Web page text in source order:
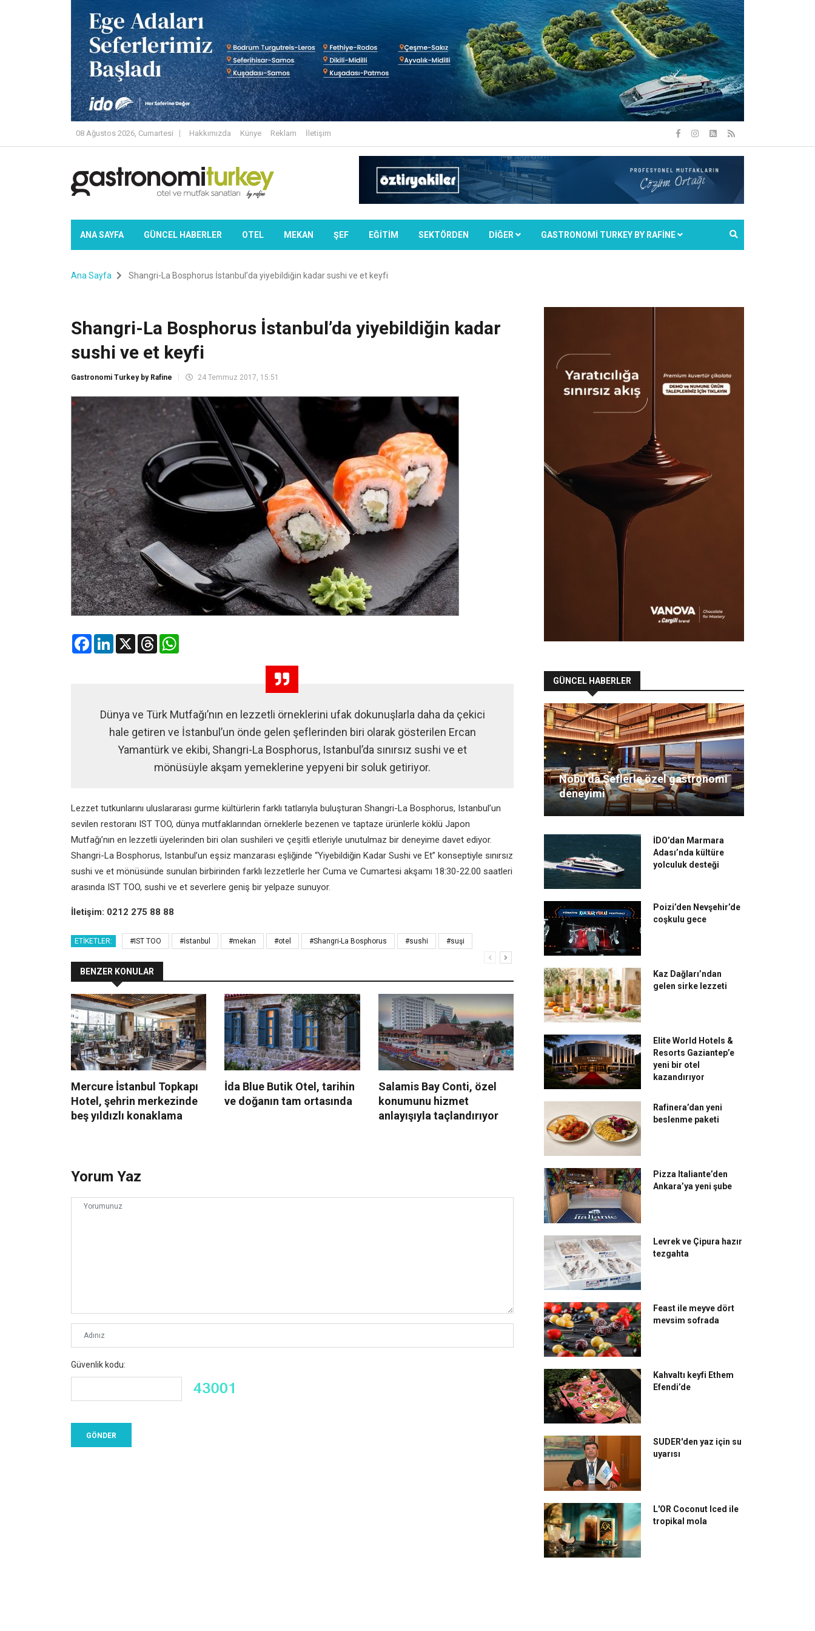
08 Ağustos 2026, Cumartesi Hakkımızda Künye Reklam İletişim
ANA SAYFA GÜNCEL HABERLER OTEL MEKAN ŞEF EĞİTİM SEKTÖRDEN DIĞER GASTRONOMİ TURKEY BY RAFİNE
Ana Sayfa Shangri-La Bosphorus İstanbul’da yiyebildiğin kadar sushi ve et keyfi
Shangri-La Bosphorus İstanbul’da yiyebildiğin kadar
sushi ve et keyfi
Gastronomi Turkey by Rafine 24 Temmuz 2017, 15:51
FacebookLinkedIn
X Threads
Dünya ve Türk Mutfağı’nın en lezzetli örneklerini ufak dokunuşlarla daha da çekici
hale getiren ve İstanbul’un önde gelen şeflerinden biri olarak gösterilen Ercan
Yamantürk ve ekibi, Shangri-La Bosphorus, Istanbul’da sınırsız sushi ve et
mönüsüyle akşam yemeklerine yepyeni bir soluk getiriyor.
Lezzet tutkunlarını uluslararası gurme kültürlerin farklı tatlarıyla buluşturan Shangri-La Bosphorus, Istanbul’un
sevilen restoranı IST TOO, dünya mutfaklarından örneklerle bezenen ve taptaze ürünlerle köklü Japon
Mutfağı’nın en lezzetli üyelerinden biri olan sushileri ve çeşitli etleriyle unutulmaz bir deneyime davet ediyor.
Shangri-La Bosphorus, Istanbul’un eşsiz manzarası eşliğinde “Yiyebildiğin Kadar Sushi ve Et” konseptiyle sınırsız
sushi ve et mönüsünde sunulan birbirinden farklı lezzetlerle her Cuma ve Cumartesi akşamı 18:30-22.00 saatleri
arasında IST TOO, sushi ve et severlere geniş bir yelpaze sunuyor.
İletişim: 0212 275 88 88
ETIKETLER: #IST TOO #İstanbul #mekan #otel #Shangri-La Bosphorus #sushi #suşi
BENZER KONULAR
Mercure İstanbul Topkapı
Hotel, şehrin merkezinde
beş yıldızlı konaklama
İda Blue Butik Otel, tarihin
ve doğanın tam ortasında
Salamis Bay Conti, özel
konumunu hizmet
anlayışıyla taçlandırıyor
Cosmos Kadıköy; bir keyif
ve lezzet serüveni
dışında bir deneyim
sunuyor
Yorum Yaz
Güvenlik kodu:
GÜNCEL HABERLER
Nobu’da Şeflerle özel gastronomi
deneyimi
İDO’dan Marmara
Adası’nda kültüre
yolculuk desteği
Poizi’den Nevşehir’de
coşkulu gece
Kaz Dağları’ndan
gelen sirke lezzeti
Elite World Hotels &
Resorts Gaziantep’e
yeni bir otel
kazandırıyor
Rafinera’dan yeni
beslenme paketi
Pizza Italiante’den
Ankara’ya yeni şube
Levrek ve Çipura hazır
tezgahta
Feast ile meyve dört
mevsim sofrada
Kahvaltı keyfi Ethem
Efendi’de
SUDER'den yaz için su
uyarısı
L'OR Coconut Iced ile
tropikal mola